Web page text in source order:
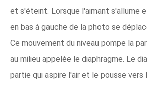
et s'éteint. Lorsque l'aimant s'allume
en bas à gauche de la photo se
Ce mouvement du niveau pompe la
au milieu appelée le diaphragme. Le
partie qui aspire l'air et le pousse vers